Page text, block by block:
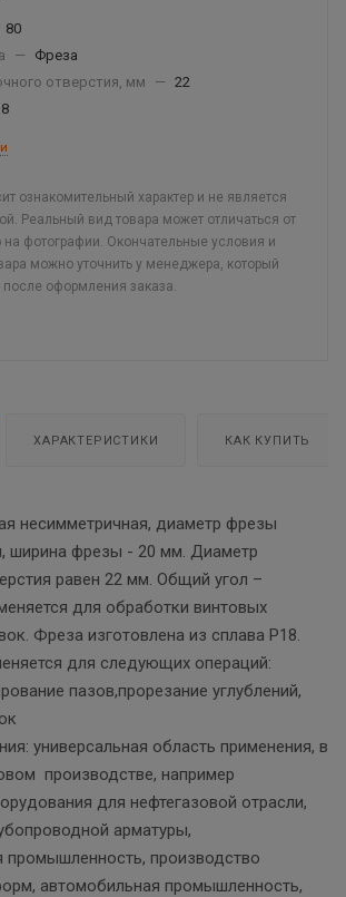
80
—
Фреза
отверстия, мм
— 22
ознакомительный характер и не является
Реальный вид товара может отличаться от
на фотографии. Окончательные условия и
можно уточнить у менеджера, который
оформления заказа.
ХАРАКТЕРИСТИКИ КАК КУПИТЬ
несимметричная, диаметр фрезы
ширина фрезы - 20 мм. Диаметр
равен 22 мм. Общий угол –
для обработки винтовых
Фреза изготовлена из сплава Р18.
для следующих операций:
пазов,прорезание углублений,
универсальная область применения, в
производстве, например
для нефтегазовой отрасли,
арматуры,
промышленность, производство
автомобильная промышленность,